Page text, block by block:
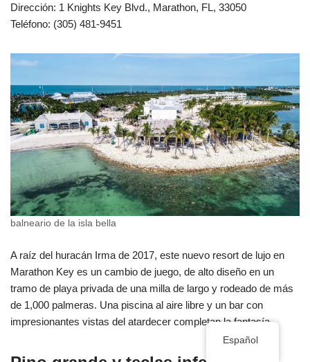
Dirección: 1 Knights Key Blvd., Marathon, FL, 33050
Teléfono: (305) 481-9451
balneario de la isla bella
A raíz del huracán Irma de 2017, este nuevo resort de lujo en
Marathon Key es un cambio de juego, de alto diseño en un
tramo de playa privada de una milla de largo y rodeado de más
de 1,000 palmeras. Una piscina al aire libre y un bar con
impresionantes vistas del atardecer completan la fantasía.
Español